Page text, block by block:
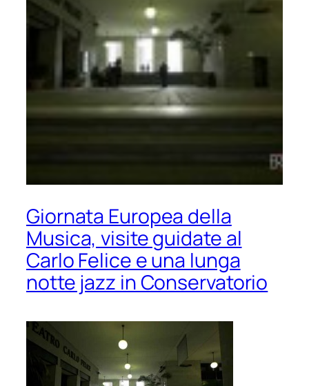
Giornata Europea della
Musica, visite guidate al
Carlo Felice e una lunga
notte jazz in Conservatorio